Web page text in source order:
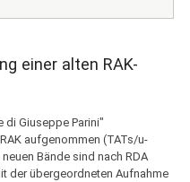
einer alten RAK-
di Giuseppe Parini"
aufgenommen (TATs/u-
Bände sind nach RDA
der übergeordneten Aufnahme